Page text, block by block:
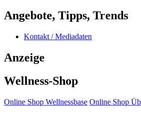
Angebote, Tipps, Trends
Kontakt / Mediadaten
Anzeige
Wellness-Shop
Online Shop Wellnessbase Online Shop